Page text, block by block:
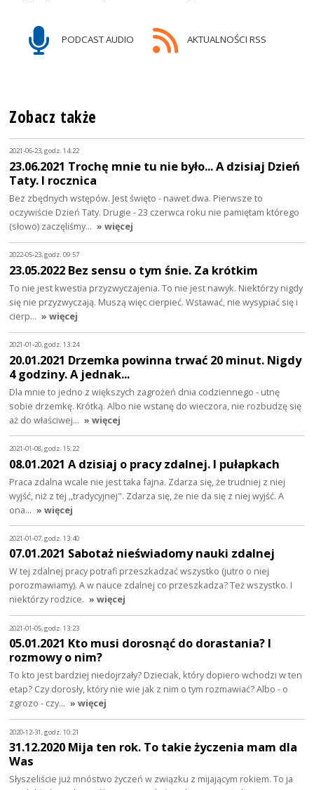
PODCAST AUDIO AKTUALNOŚCI RSS
Zobacz także
2021-06-23, godz. 14:22
23.06.2021 Trochę mnie tu nie było... A dzisiaj Dzień
Taty. I rocznica
Bez zbędnych wstępów. Jest święto - nawet dwa. Pierwsze to
oczywiście Dzień Taty. Drugie - 23 czerwca roku nie pamiętam którego
(słowo) zaczęliśmy… » więcej
2022-05-23, godz. 09:57
23.05.2022 Bez sensu o tym śnie. Za krótkim
To nie jest kwestia przyzwyczajenia. To nie jest nawyk. Niektórzy nigdy
się nie przyzwyczają. Muszą więc cierpieć. Wstawać, nie wysypiać się i
cierp… » więcej
2021-01-20, godz. 13:24
20.01.2021 Drzemka powinna trwać 20 minut. Nigdy
4 godziny. A jednak...
Dla mnie to jedno z większych zagrożeń dnia codziennego - utnę
sobie drzemkę. Krótką. Albo nie wstanę do wieczora, nie rozbudzę się
aż do właściwej… » więcej
2021-01-08, godz. 15:22
08.01.2021 A dzisiaj o pracy zdalnej. I pułapkach
Praca zdalna wcale nie jest taka fajna. Zdarza się, że trudniej z niej
wyjść, niż z tej ,,tradycyjnej". Zdarza się, że nie da się z niej wyjść. A
ona… » więcej
2021-01-07, godz. 13:40
07.01.2021 Sabotaż nieświadomy nauki zdalnej
W tej zdalnej pracy potrafi przeszkadzać wszystko (jutro o niej
porozmawiamy). A w nauce zdalnej co przeszkadza? Też wszystko. I
niektórzy rodzice. » więcej
2021-01-05, godz. 13:23
05.01.2021 Kto musi dorosnąć do dorastania? I
rozmowy o nim?
To kto jest bardziej niedojrzały? Dzieciak, który dopiero wchodzi w ten
etap? Czy dorosły, który nie wie jak z nim o tym rozmawiać? Albo - o
zgrozo - czy… » więcej
2020-12-31, godz. 10:21
31.12.2020 Mija ten rok. To takie życzenia mam dla
Was
Słyszeliście już mnóstwo życzeń w związku z mijającym rokiem. To ja